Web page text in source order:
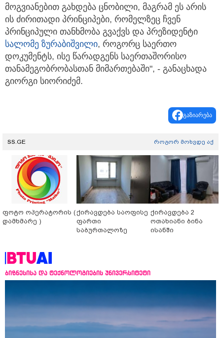
მოგვიანებით გახდება ცნობილი, მაგრამ ეს არის
ის ძირითადი პრინციპები, რომელზეც ჩვენ
პრინციპული თანხმობა გვაქვს და პრეზიდენტი
სალომე ზურაბიშვილი, როგორც საერთო
დოკუმენტს, ისე წარადგენს საერთაშორისო
თანამეგობრობასთან მიმართებაში", - განაცხადა
გიორგი სიორიძემ.
გაზიარება
SS.GE როგორ მოხვდე აქ
ფოტო ოპერატორის (
დამხმარე )
ქირავდება საოფისე
ფართი
საბურთალოზე
ქირავდება 2
ოთახიანი ბინა
ისანში
ბიზნესისა და ტექნოლოგიების უნივერსიტეტი